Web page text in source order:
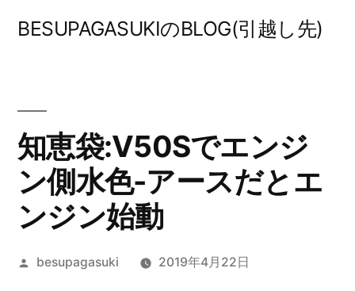
BESUPAGASUKIのBLOG(引越し先)
知恵袋:V50Sでエンジ
ン側水色-アースだとエ
ンジン始動
投
besupagasuki 2019年4月22日